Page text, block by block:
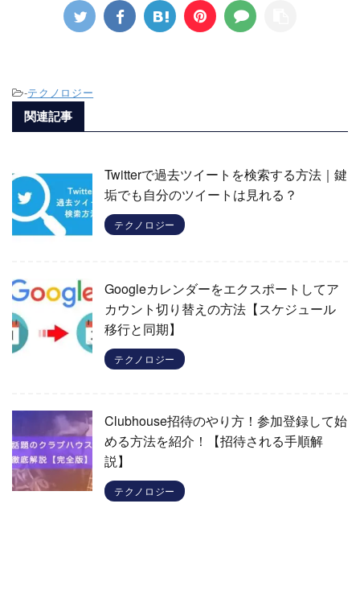
-テクノロジー
関連記事
Twitterで過去ツイートを検索する方法｜鍵
垢でも自分のツイートは見れる？
テクノロジー
Googleカレンダーをエクスポートしてア
カウント切り替えの方法【スケジュール
移行と同期】
テクノロジー
Clubhouse招待のやり方！参加登録して始
める方法を紹介！【招待される手順解
説】
テクノロジー